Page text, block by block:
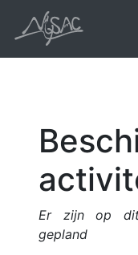
Er zijn op dit
gepland